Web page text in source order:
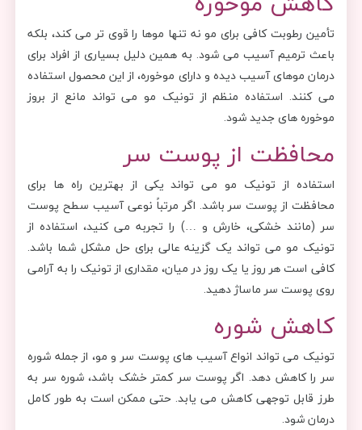
تأمین رطوبت کافی برای مو نه تنها موها را قوی تر می کند، بلکه
باعث ترمیم آسیب می شود. به همین دلیل بسیاری از افراد برای
درمان موهای آسیب دیده و دارای موخوره، از این محصول استفاده
می کنند. استفاده منظم از تونیک مو می تواند مانع از بروز
موخوره های جدید شود.
محافظت از پوست سر
استفاده از تونیک مو می تواند یکی از بهترین راه ها برای
محافظت از پوست سر باشد. اگر مرتباً نوعی آسیب سطح پوست
سر (مانند خشکی، خارش و …) را تجربه می کنید، استفاده از
تونیک مو می تواند یک گزینه عالی برای حل مشکل شما باشد.
کافی است هر روز یا یک روز در میان، مقداری از تونیک را به آرامی
روی پوست سر ماساژ دهید.
کاهش شوره
تونیک می تواند انواع آسیب های پوست سر و مو، از جمله شوره
سر را کاهش دهد. اگر پوست سر کمتر خشک باشد، شوره سر به
طرز قابل توجهی کاهش می یابد. حتی ممکن است به طور کامل
درمان شود.